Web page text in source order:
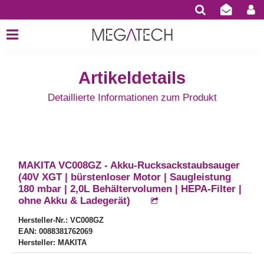
Artikeldetails
Detaillierte Informationen zum Produkt
MAKITA VC008GZ - Akku-Rucksackstaubsauger
(40V XGT | bürstenloser Motor | Saugleistung
180 mbar | 2,0L Behältervolumen | HEPA-Filter |
ohne Akku & Ladegerät)
Hersteller-Nr.: VC008GZ
EAN: 0088381762069
Hersteller: MAKITA